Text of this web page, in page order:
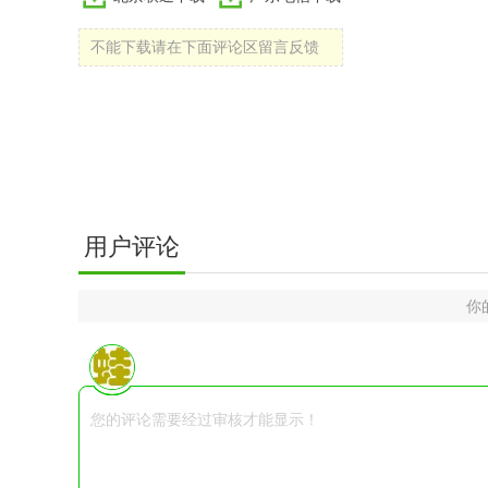
不能下载请在下面评论区留言反馈
用户评论
你